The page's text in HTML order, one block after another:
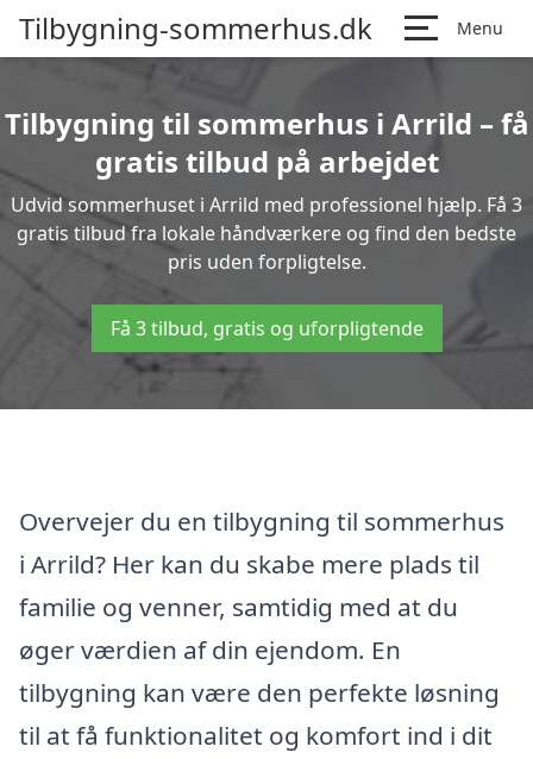
Tilbygning-sommerhus.dk Menu
Tilbygning til sommerhus i Arrild – få
gratis tilbud på arbejdet
Udvid sommerhuset i Arrild med professionel hjælp. Få 3
gratis tilbud fra lokale håndværkere og find den bedste
pris uden forpligtelse.
Få 3 tilbud, gratis og uforpligtende
Overvejer du en tilbygning til sommerhus
i Arrild? Her kan du skabe mere plads til
familie og venner, samtidig med at du
øger værdien af din ejendom. En
tilbygning kan være den perfekte løsning
til at få funktionalitet og komfort ind i dit